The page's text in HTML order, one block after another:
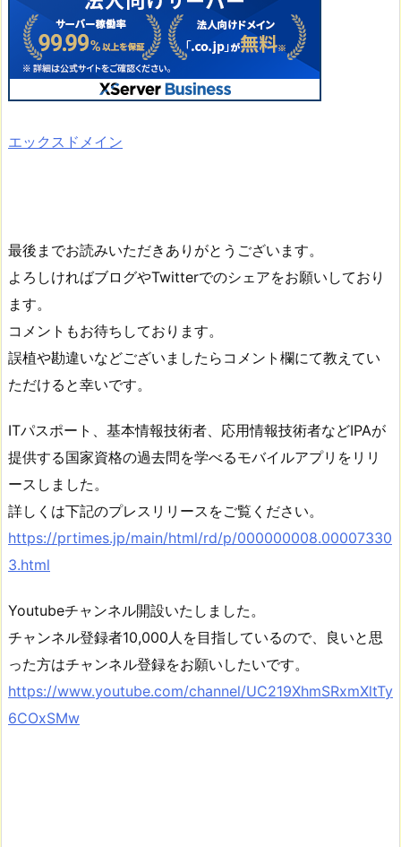
エックスドメイン
最後までお読みいただきありがとうございます。
よろしければブログやTwitterでのシェアをお願いしており
ます。
コメントもお待ちしております。
誤植や勘違いなどございましたらコメント欄にて教えてい
ただけると幸いです。
ITパスポート、基本情報技術者、応用情報技術者などIPAが
提供する国家資格の過去問を学べるモバイルアプリをリリ
ースしました。
詳しくは下記のプレスリリースをご覧ください。
https://prtimes.jp/main/html/rd/p/000000008.00007330
3.html
Youtubeチャンネル開設いたしました。
チャンネル登録者10,000人を目指しているので、良いと思
った方はチャンネル登録をお願いしたいです。
https://www.youtube.com/channel/UC219XhmSRxmXltTy
6COxSMw